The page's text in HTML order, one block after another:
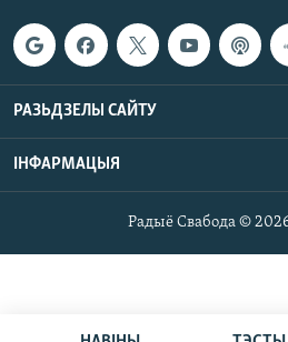
РАЗЬДЗЕЛЫ САЙТУ
ІНФАРМАЦЫЯ
Радыё Свабода ©